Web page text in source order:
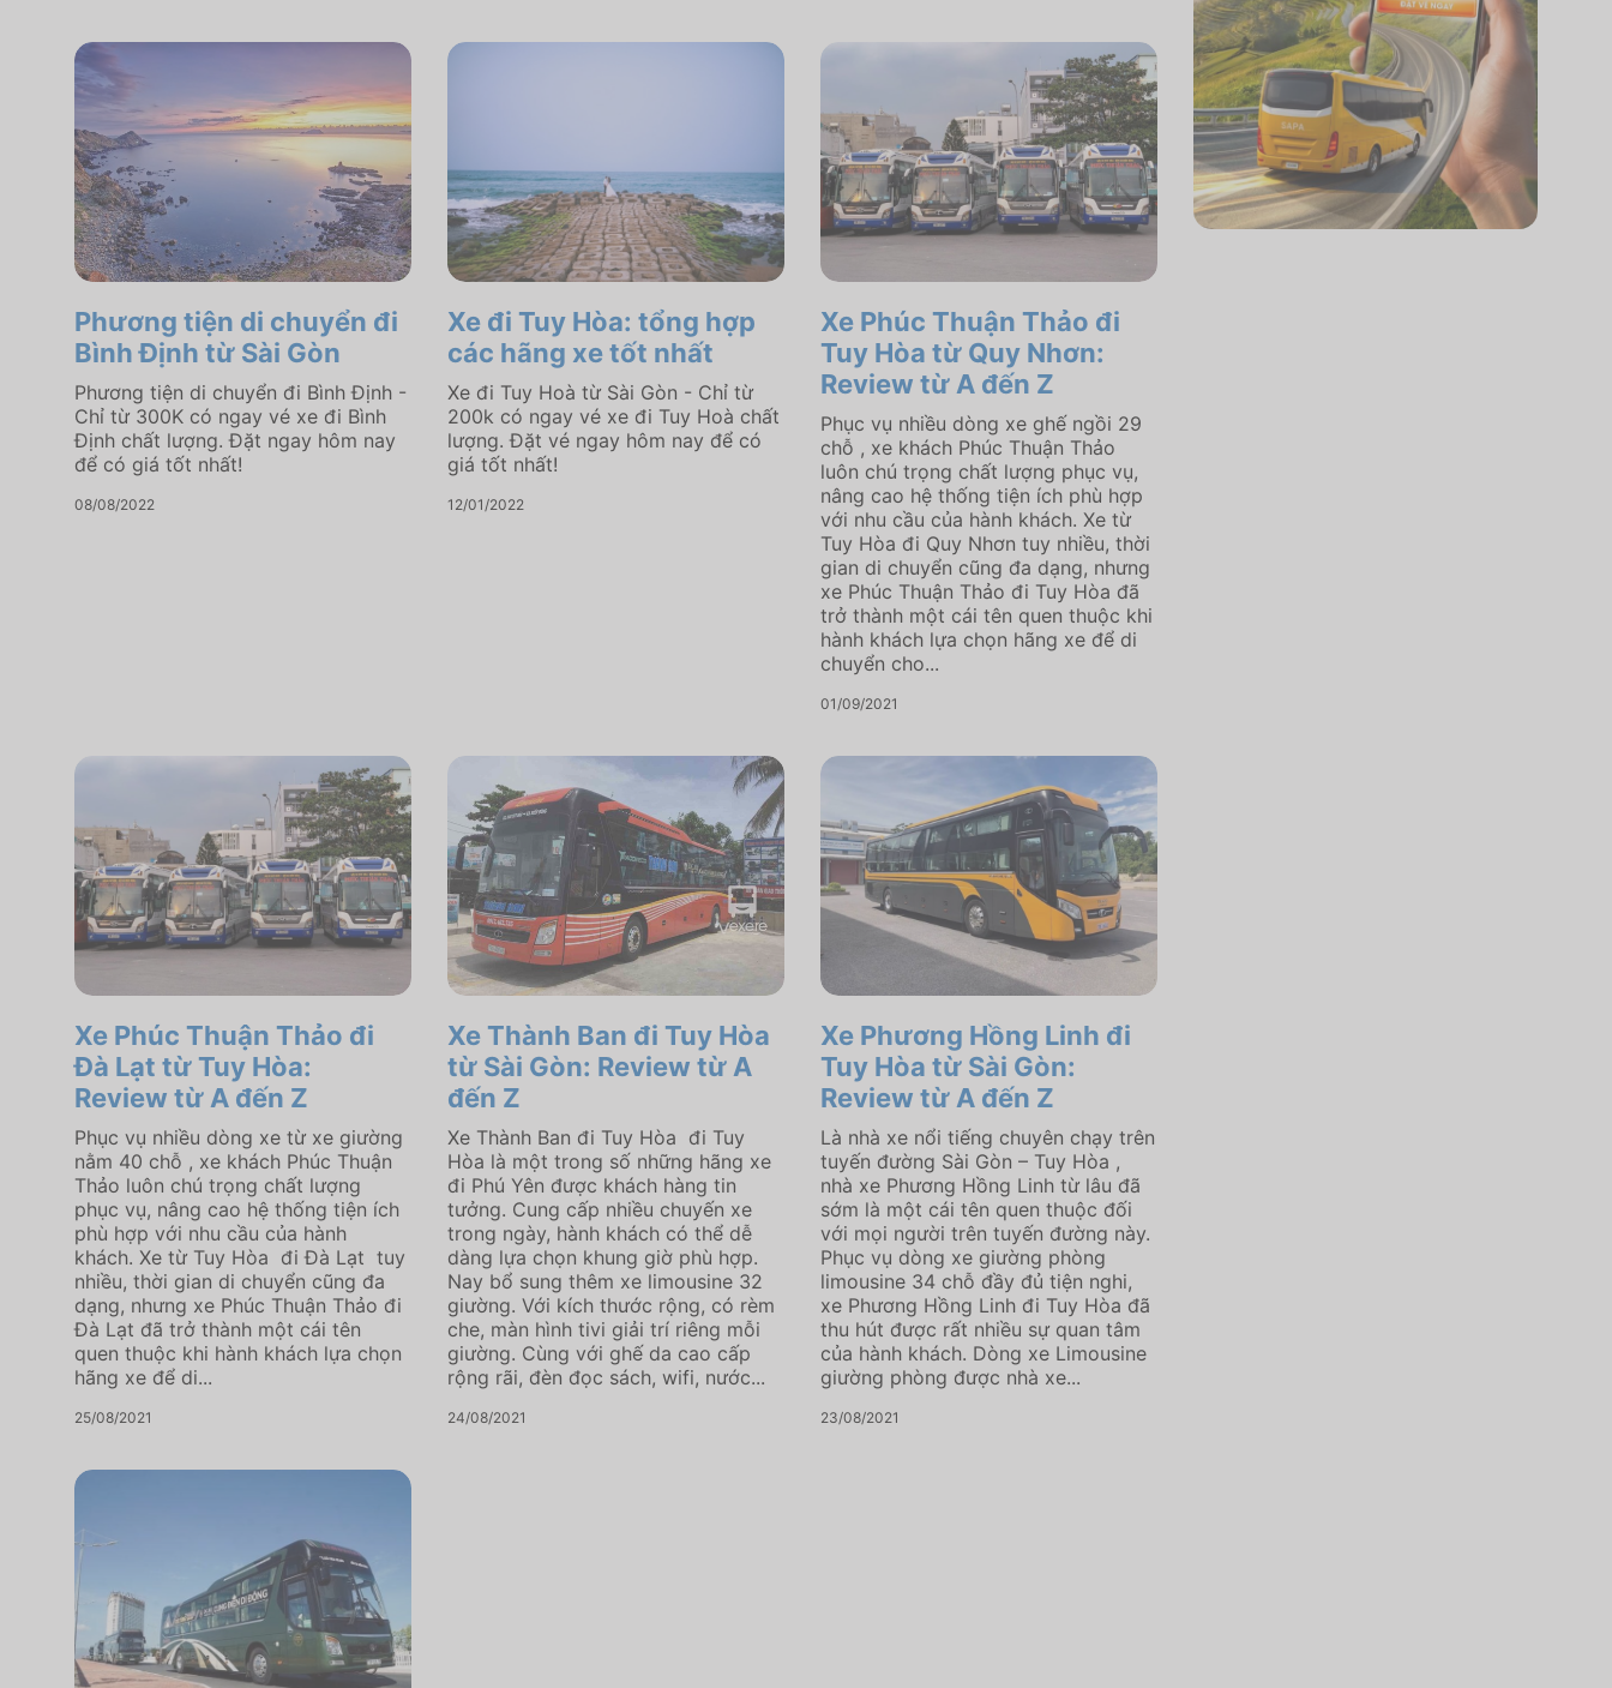
Phương tiện di chuyển đi
Bình Định từ Sài Gòn
Phương tiện di chuyển đi Bình Định -
Chỉ từ 300K có ngay vé xe đi Bình
Định chất lượng. Đặt ngay hôm nay
để có giá tốt nhất!
08/08/2022
Xe đi Tuy Hòa: tổng hợp
các hãng xe tốt nhất
Xe đi Tuy Hoà từ Sài Gòn - Chỉ từ
200k có ngay vé xe đi Tuy Hoà chất
lượng. Đặt vé ngay hôm nay để có
giá tốt nhất!
12/01/2022
Xe Phúc Thuận Thảo đi
Tuy Hòa từ Quy Nhơn:
Review từ A đến Z
Phục vụ nhiều dòng xe ghế ngồi 29
chỗ , xe khách Phúc Thuận Thảo
luôn chú trọng chất lượng phục vụ,
nâng cao hệ thống tiện ích phù hợp
với nhu cầu của hành khách. Xe từ
Tuy Hòa đi Quy Nhơn tuy nhiều, thời
gian di chuyển cũng đa dạng, nhưng
xe Phúc Thuận Thảo đi Tuy Hòa đã
trở thành một cái tên quen thuộc khi
hành khách lựa chọn hãng xe để di
chuyển cho...
01/09/2021
Xe Phúc Thuận Thảo đi
Đà Lạt từ Tuy Hòa:
Review từ A đến Z
Phục vụ nhiều dòng xe từ xe giường
nằm 40 chỗ , xe khách Phúc Thuận
Thảo luôn chú trọng chất lượng
phục vụ, nâng cao hệ thống tiện ích
phù hợp với nhu cầu của hành
khách. Xe từ Tuy Hòa đi Đà Lạt tuy
nhiều, thời gian di chuyển cũng đa
dạng, nhưng xe Phúc Thuận Thảo đi
Đà Lạt đã trở thành một cái tên
quen thuộc khi hành khách lựa chọn
hãng xe để di...
25/08/2021
Xe Thành Ban đi Tuy Hòa
từ Sài Gòn: Review từ A
đến Z
Xe Thành Ban đi Tuy Hòa đi Tuy
Hòa là một trong số những hãng xe
đi Phú Yên được khách hàng tin
tưởng. Cung cấp nhiều chuyến xe
trong ngày, hành khách có thể dễ
dàng lựa chọn khung giờ phù hợp.
Nay bổ sung thêm xe limousine 32
giường. Với kích thước rộng, có rèm
che, màn hình tivi giải trí riêng mỗi
giường. Cùng với ghế da cao cấp
rộng rãi, đèn đọc sách, wifi, nước...
24/08/2021
Xe Phương Hồng Linh đi
Tuy Hòa từ Sài Gòn:
Review từ A đến Z
Là nhà xe nổi tiếng chuyên chạy trên
tuyến đường Sài Gòn – Tuy Hòa ,
nhà xe Phương Hồng Linh từ lâu đã
sớm là một cái tên quen thuộc đối
với mọi người trên tuyến đường này.
Phục vụ dòng xe giường phòng
limousine 34 chỗ đầy đủ tiện nghi,
xe Phương Hồng Linh đi Tuy Hòa đã
thu hút được rất nhiều sự quan tâm
của hành khách. Dòng xe Limousine
giường phòng được nhà xe...
23/08/2021